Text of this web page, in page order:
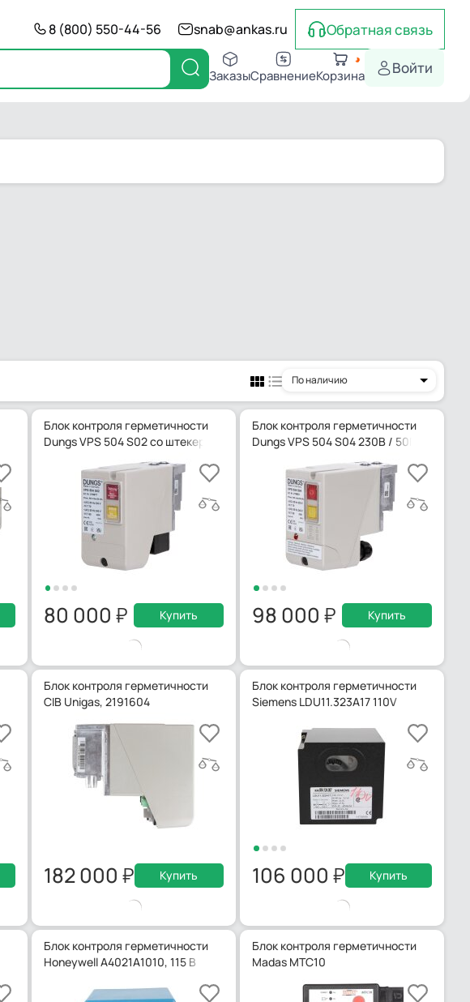
8 (800) 550-44-56 snab@ankas.ru Обратная связь
ЗаказыСравнениеКорзина Войти
По наличию
Блок контроля герметичности
Dungs VPS 504 S02 со штекером 230 В / 50 Гц
80 000 Купить
Блок контроля герметичности
Dungs VPS 504 S04 230В / 50Гц
98 000 Купить
Блок контроля герметичности
CIB Unigas, 2191604
182 000 Купить
Блок контроля герметичности
Siemens LDU11.323A17 110V
106 000 Купить
Блок контроля герметичности
Honeywell A4021A1010, 115 В
Блок контроля герметичности
Madas MTC10